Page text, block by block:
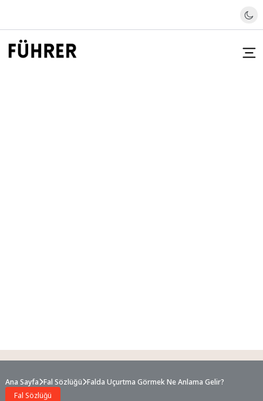
Ana Sayfa Fal Sözlüğü Falda Uçurtma Görmek Ne Anlama Gelir?
Fal Sözlüğü